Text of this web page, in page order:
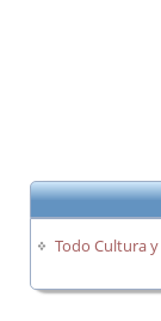
Todo Cultura